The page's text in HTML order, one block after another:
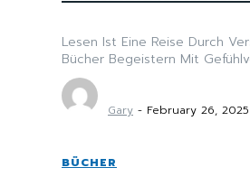
Lesen Ist Eine Reise Durch
Bücher Begeistern Mit
Gary - February 26, 2025
BÜCHER